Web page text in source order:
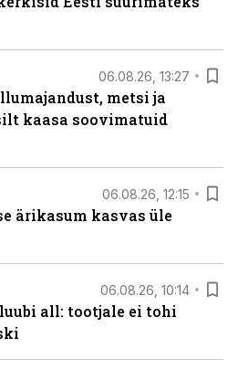
06.08.26, 13:27
metsi ja
kaasa soovimatuid
06.08.26, 12:15
ärikasum kasvas üle
06.08.26, 10:14
all: tootjale ei tohi